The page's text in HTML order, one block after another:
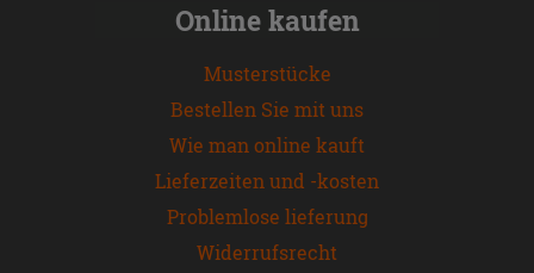
Online kaufen
Musterstücke
Bestellen Sie mit uns
Wie man online kauft
Lieferzeiten und -kosten
Problemlose lieferung
Widerrufsrecht